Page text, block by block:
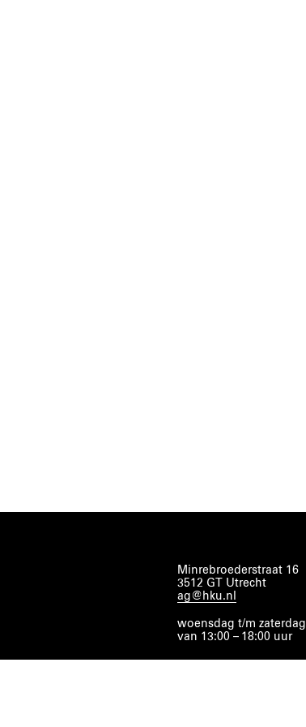
Minrebroederstraat 16
3512 GT Utrecht
ag@hku.nl
woensdag t/m zaterdag
van 13:00 – 18:00 uur